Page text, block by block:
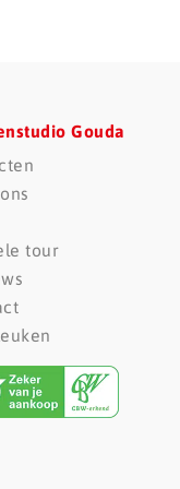
Gouda
tour